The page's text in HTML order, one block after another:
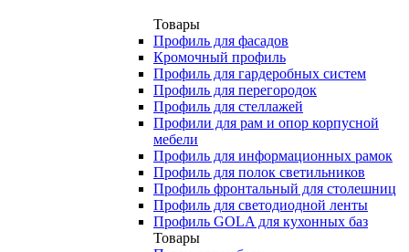
Товары
Профиль для фасадов
Кромочный профиль
Профиль для гардеробных систем
Профиль для перегородок
Профиль для стеллажей
Профили для рам и опор корпусной
мебели
Профиль для информационных рамок
Профиль для полок светильников
Профиль фронтальный для столешниц
Профиль для светодиодной ленты
Профиль GOLA для кухонных баз
Товары